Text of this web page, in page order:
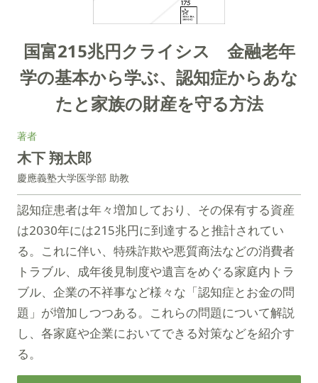
国富215兆円クライシス 金融老年
学の基本から学ぶ、認知症からあな
たと家族の財産を守る方法
著者
木下 翔太郎
慶應義塾大学医学部 助教
認知症患者は年々増加しており、その保有する資産
は2030年には215兆円に到達すると推計されてい
る。これに伴い、特殊詐欺や悪質商法などの消費者
トラブル、成年後見制度や遺言をめぐる家庭内トラ
ブル、企業の不祥事など様々な「認知症とお金の問
題」が増加しつつある。これらの問題について解説
し、各家庭や企業においてできる対策などを紹介す
る。